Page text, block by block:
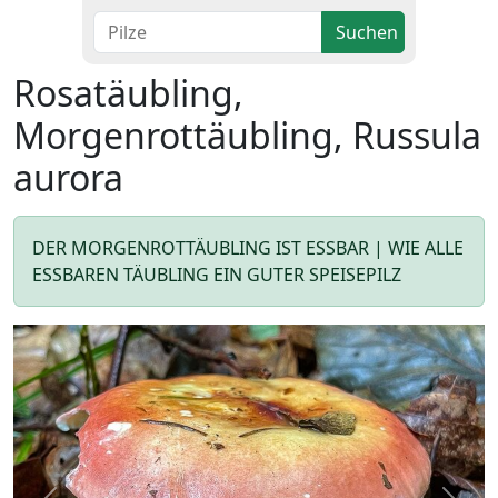
Suchen
Rosatäubling,
Morgenrottäubling, Russula
aurora
DER MORGENROTTÄUBLING IST ESSBAR | WIE ALLE
ESSBAREN TÄUBLING EIN GUTER SPEISEPILZ